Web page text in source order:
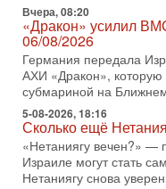
30-07-2026, 17:59
Иран доведет
оценка от военного
Ситуация вокруг
с каждым днем. Почему
отменил решение о
30-07-2026, 16:54
Покупатель
запретить полеты
Вокруг возможной
разгорается громкий
Вчера, 08:20
«Дракон» усилил
06/08/2026
Германия передала
АХИ «Дракон»,
субмариной на
5-08-2026, 18:16
Сколько ещё
«Нетаниягу вечен?» —
Израиле могут стать
Нетаниягу снова